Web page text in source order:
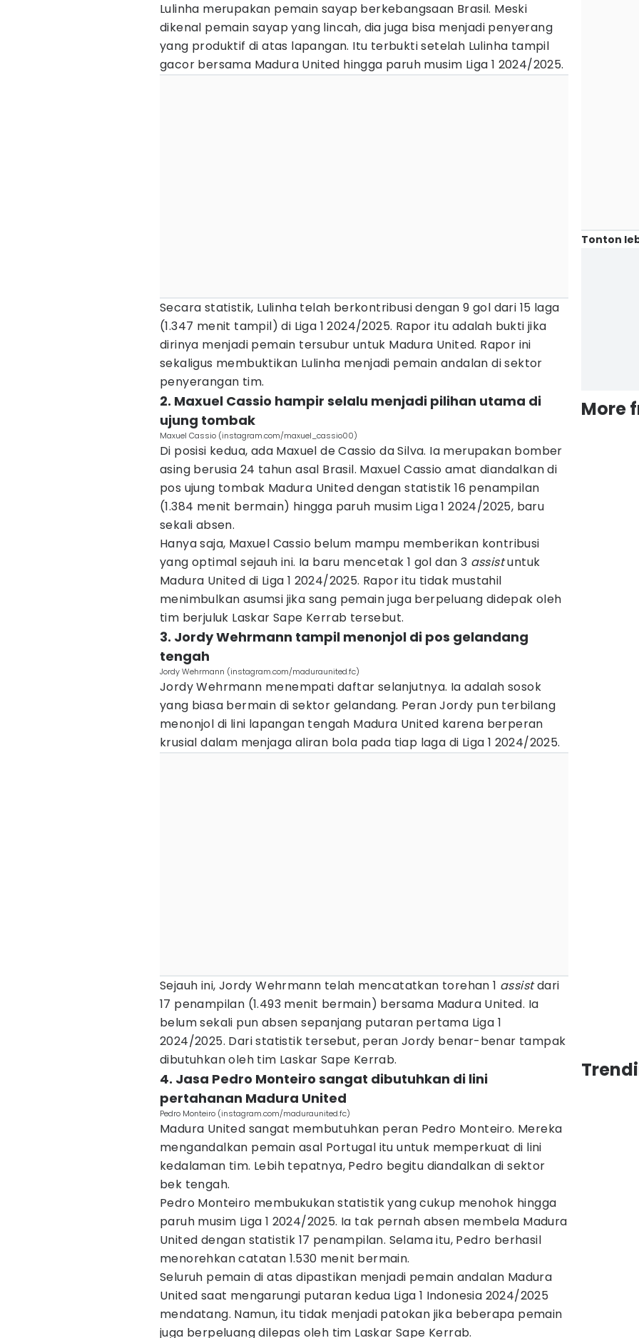
Lulinha merupakan pemain sayap berkebangsaan Brasil. Meski
dikenal pemain sayap yang lincah, dia juga bisa menjadi penyerang
yang produktif di atas lapangan. Itu terbukti setelah Lulinha tampil
gacor bersama Madura United hingga paruh musim Liga 1 2024/2025.
Secara statistik, Lulinha telah berkontribusi dengan 9 gol dari 15 laga
(1.347 menit tampil) di Liga 1 2024/2025. Rapor itu adalah bukti jika
dirinya menjadi pemain tersubur untuk Madura United. Rapor ini
sekaligus membuktikan Lulinha menjadi pemain andalan di sektor
penyerangan tim.
2. Maxuel Cassio hampir selalu menjadi pilihan utama di
ujung tombak
Maxuel Cassio (instagram.com/maxuel_cassio00)
Di posisi kedua, ada Maxuel de Cassio da Silva. Ia merupakan bomber
asing berusia 24 tahun asal Brasil. Maxuel Cassio amat diandalkan di
pos ujung tombak Madura United dengan statistik 16 penampilan
(1.384 menit bermain) hingga paruh musim Liga 1 2024/2025, baru
sekali absen.
Hanya saja, Maxuel Cassio belum mampu memberikan kontribusi
yang optimal sejauh ini. Ia baru mencetak 1 gol dan 3 assistuntuk
Madura United di Liga 1 2024/2025. Rapor itu tidak mustahil
menimbulkan asumsi jika sang pemain juga berpeluang didepak oleh
tim berjuluk Laskar Sape Kerrab tersebut.
3. Jordy Wehrmann tampil menonjol di pos gelandang
tengah
Jordy Wehrmann (instagram.com/maduraunited.fc)
Jordy Wehrmann menempati daftar selanjutnya. Ia adalah sosok
yang biasa bermain di sektor gelandang. Peran Jordy pun terbilang
menonjol di lini lapangan tengah Madura United karena berperan
krusial dalam menjaga aliran bola pada tiap laga di Liga 1 2024/2025.
Sejauh ini, Jordy Wehrmann telah mencatatkan torehan 1 assistdari
17 penampilan (1.493 menit bermain) bersama Madura United. Ia
belum sekali pun absen sepanjang putaran pertama Liga 1
2024/2025. Dari statistik tersebut, peran Jordy benar-benar tampak
dibutuhkan oleh tim Laskar Sape Kerrab.
4. Jasa Pedro Monteiro sangat dibutuhkan di lini
pertahanan Madura United
Pedro Monteiro (instagram.com/maduraunited.fc)
Madura United sangat membutuhkan peran Pedro Monteiro. Mereka
mengandalkan pemain asal Portugal itu untuk memperkuat di lini
kedalaman tim. Lebih tepatnya, Pedro begitu diandalkan di sektor
bek tengah.
Pedro Monteiro membukukan statistik yang cukup menohok hingga
paruh musim Liga 1 2024/2025. Ia tak pernah absen membela Madura
United dengan statistik 17 penampilan. Selama itu, Pedro berhasil
menorehkan catatan 1.530 menit bermain.
Seluruh pemain di atas dipastikan menjadi pemain andalan Madura
United saat mengarungi putaran kedua Liga 1 Indonesia 2024/2025
mendatang. Namun, itu tidak menjadi patokan jika beberapa pemain
juga berpeluang dilepas oleh tim Laskar Sape Kerrab.
Tonton
More